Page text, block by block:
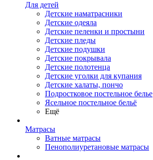
Для детей
Детские наматрасники
Детские одеяла
Детские пеленки и простыни
Детские пледы
Детские подушки
Детские покрывала
Детские полотенца
Детские уголки для купания
Детские халаты, пончо
Подростковое постельное белье
Ясельное постельное бельё
Ещё
Матрасы
Ватные матрасы
Пенополиуретановые матрасы